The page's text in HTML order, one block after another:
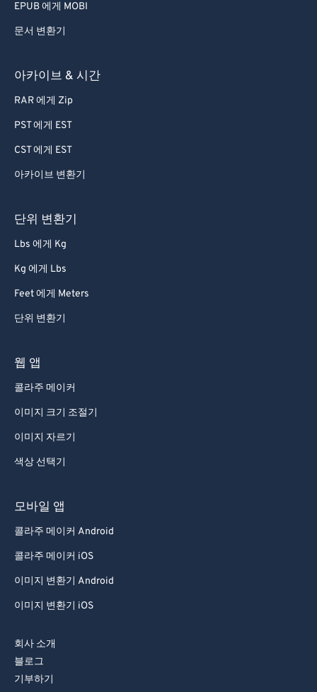
EPUB 에게 MOBI
문서 변환기
아카이브 & 시간
RAR 에게 Zip
PST 에게 EST
CST 에게 EST
아카이브 변환기
단위 변환기
Lbs 에게 Kg
Kg 에게 Lbs
Feet 에게 Meters
단위 변환기
웹 앱
콜라주 메이커
이미지 크기 조절기
이미지 자르기
색상 선택기
모바일 앱
콜라주 메이커 Android
콜라주 메이커 iOS
이미지 변환기 Android
이미지 변환기 iOS
회사 소개
블로그
기부하기